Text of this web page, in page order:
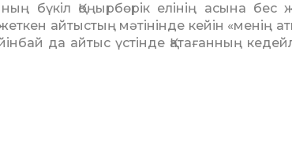
бүкіл Қоңырбөрік елінің асы­на
айтыстың мәтінінде кейін «ме­нің
да айтыс үстінде Қатағанның